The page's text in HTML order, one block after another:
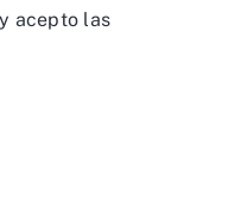
y acepto las